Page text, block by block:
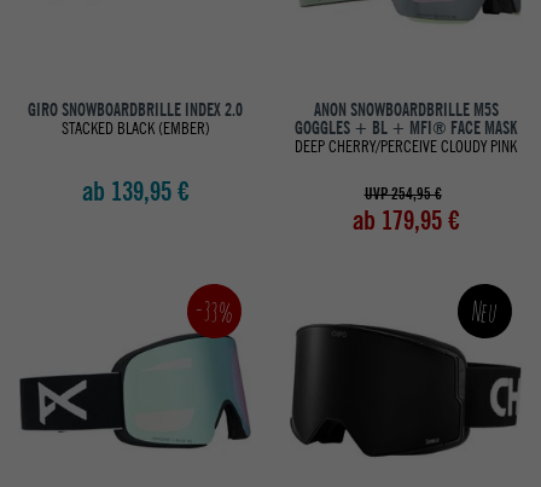
GIRO SNOWBOARDBRILLE INDEX 2.0
STACKED BLACK (EMBER)
ab 139,95 €
ANON SNOWBOARDBRILLE M5S
GOGGLES + BL + MFI® FACE MASK
DEEP CHERRY/PERCEIVE CLOUDY PINK
UVP 254,95 €
ab 179,95 €
-33% Neu